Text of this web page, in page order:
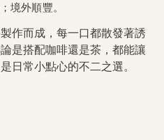
境外順豐。
作而成，每一口都散發著誘
是搭配咖啡還是茶，都能讓
日常小點心的不二之選。